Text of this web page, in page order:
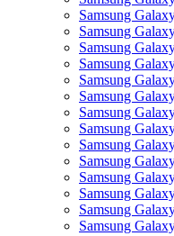
Samsung
Samsung
Samsung
Samsung
Samsung
Samsung
Samsung
Samsung
Samsung
Samsung
Samsung
Samsung
Samsung
Samsung